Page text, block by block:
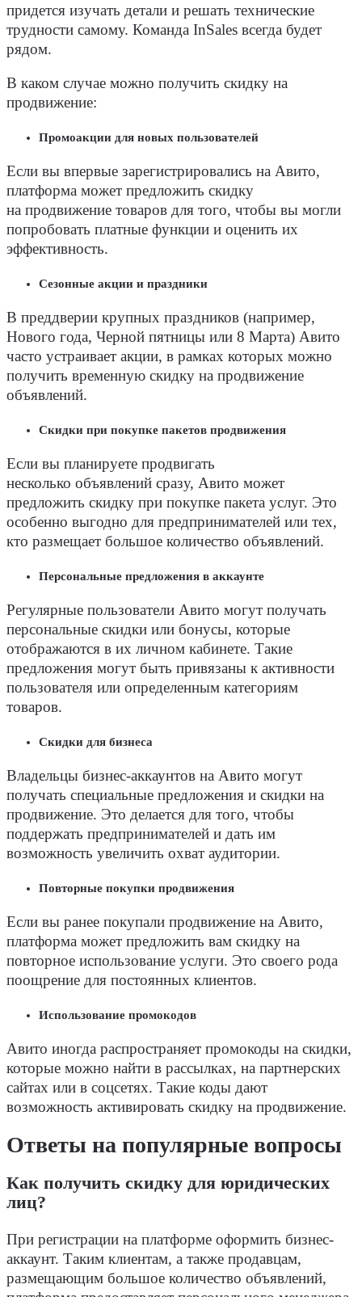
придется изучать детали и решать технические
трудности самому. Команда InSales всегда будет
рядом.
В каком случае можно получить скидку на
продвижение:
Промоакции для новых пользователей
Если вы впервые зарегистрировались на Авито,
платформа может предложить скидку
на продвижение товаров для того, чтобы вы могли
попробовать платные функции и оценить их
эффективность.
Сезонные акции и праздники
В преддверии крупных праздников (например,
Нового года, Черной пятницы или 8 Марта) Авито
часто устраивает акции, в рамках которых можно
получить временную скидку на продвижение
объявлений.
Скидки при покупке пакетов продвижения
Если вы планируете продвигать
несколько объявлений сразу, Авито может
предложить скидку при покупке пакета услуг. Это
особенно выгодно для предпринимателей или тех,
кто размещает большое количество объявлений.
Персональные предложения в аккаунте
Регулярные пользователи Авито могут получать
персональные скидки или бонусы, которые
отображаются в их личном кабинете. Такие
предложения могут быть привязаны к активности
пользователя или определенным категориям
товаров.
Скидки для бизнеса
Владельцы бизнес-аккаунтов на Авито могут
получать специальные предложения и скидки на
продвижение. Это делается для того, чтобы
поддержать предпринимателей и дать им
возможность увеличить охват аудитории.
Повторные покупки продвижения
Если вы ранее покупали продвижение на Авито,
платформа может предложить вам скидку на
повторное использование услуги. Это своего рода
поощрение для постоянных клиентов.
Использование промокодов
Авито иногда распространяет промокоды на скидки,
которые можно найти в рассылках, на партнерских
сайтах или в соцсетях. Такие коды дают
возможность активировать скидку на продвижение.
Ответы на популярные вопросы
Как получить скидку для юридических
лиц?
При регистрации на платформе оформить бизнес-
аккаунт. Таким клиентам, а также продавцам,
размещающим большое количество объявлений,